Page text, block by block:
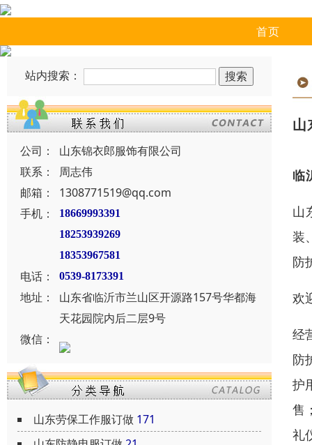
首页
站内搜索：
公司：
山东锦衣郎服饰有限公司
联系：
周志伟
邮箱：
1308771519@qq.com
手机：
18669993391
18253939269
18353967581
电话： 0539-8173391
地址：
山东省临沂市兰山区开源路157号华都海
天花园院内后二层9号
微信：
山东劳保工作服订做 171
山
临
山
装
防
欢
经
防
护
售
礼